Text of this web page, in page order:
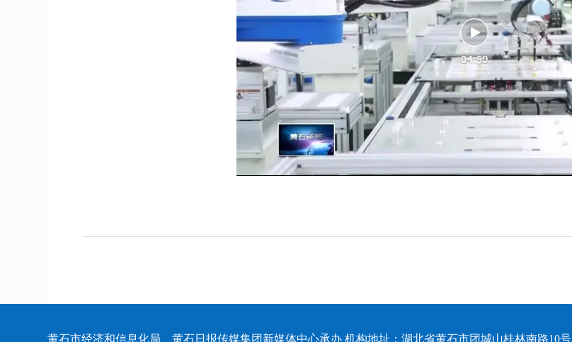
黄石市经济和信息化局 黄石日报传媒集团新媒体中心承办 机构地址：湖北省黄石市团城山桂林南路10号